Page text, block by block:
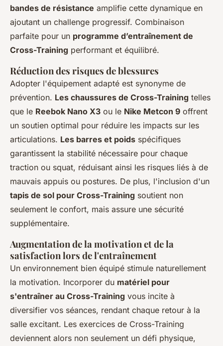
bandes de résistance amplifie cette dynamique en
ajoutant un challenge progressif. Combinaison
parfaite pour un programme d’entraînement de
Cross-Training performant et équilibré.
Réduction des risques de blessures
Adopter l'équipement adapté est synonyme de
prévention. Les chaussures de Cross-Training telles
que le Reebok Nano X3 ou le Nike Metcon 9 offrent
un soutien optimal pour réduire les impacts sur les
articulations. Les barres et poids spécifiques
garantissent la stabilité nécessaire pour chaque
traction ou squat, réduisant ainsi les risques liés à de
mauvais appuis ou postures. De plus, l'inclusion d'un
tapis de sol pour Cross-Training soutient non
seulement le confort, mais assure une sécurité
supplémentaire.
Augmentation de la motivation et de la
satisfaction lors de l'entraînement
Un environnement bien équipé stimule naturellement
la motivation. Incorporer du matériel pour
s'entraîner au Cross-Training vous incite à
diversifier vos séances, rendant chaque retour à la
salle excitant. Les exercices de Cross-Training
deviennent alors non seulement un défi physique,